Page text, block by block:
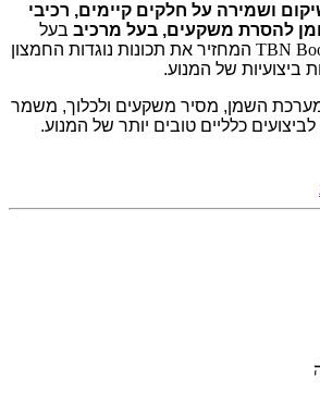
ושמירה על חלקים קיימים, רכיבי
להסרת משקעים, בעל מרכיב בעל
TBN המחזיר את תכונות נוגדות החמצון
ביצועיות של המנוע.
מערכת השמן, מסיר משקעים ולכלוך, משמר
כלליים טובים יותר של המנוע.